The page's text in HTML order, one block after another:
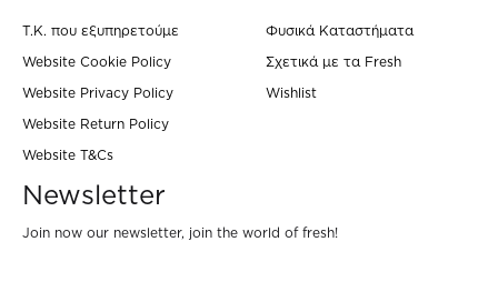
Τ.Κ. που εξυπηρετούμε
Website Cookie Policy
Website Privacy Policy
Website Return Policy
Website T&Cs
Φυσικά Καταστήματα
Σχετικά με τα Fresh
Wishlist
Newsletter
Join now our newsletter, join the world of fresh!